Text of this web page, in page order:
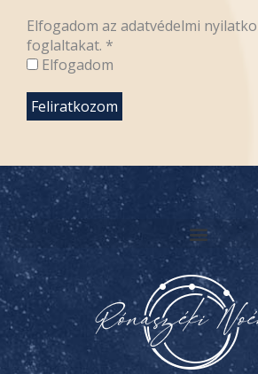
Elfogadom az adatvédelmi
foglaltakat. *
Elfogadom